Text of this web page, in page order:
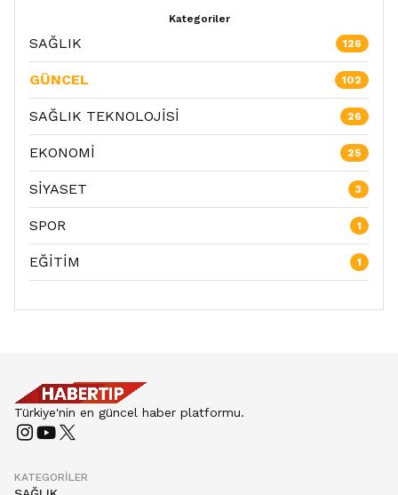
Kategoriler
SAĞLIK 126
GÜNCEL 102
SAĞLIK TEKNOLOJİSİ 26
EKONOMİ 25
SİYASET 3
SPOR 1
EĞİTİM 1
Türkiye'nin en güncel haber platformu.
KATEGORILER